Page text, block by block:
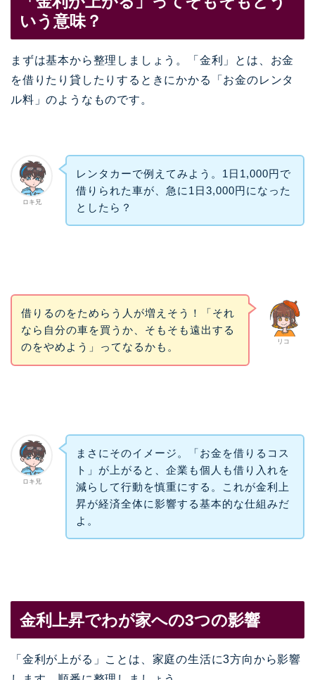
いう意味？
まずは基本から整理しましょう。「金利」とは、お金
を借りたり貸したりするときにかかる「お金のレンタ
ル料」のようなものです。
ロキ兄
レンタカーで例えてみよう。1日1,000円で
借りられた車が、急に1日3,000円になった
としたら？
リコ
借りるのをためらう人が増えそう！「それ
なら自分の車を買うか、そもそも遠出する
のをやめよう」ってなるかも。
ロキ兄
まさにそのイメージ。「お金を借りるコス
ト」が上がると、企業も個人も借り入れを
減らして行動を慎重にする。これが金利上
昇が経済全体に影響する基本的な仕組みだ
よ。
金利上昇でわが家への3つの影響
「金利が上がる」ことは、家庭の生活に3方向から影響